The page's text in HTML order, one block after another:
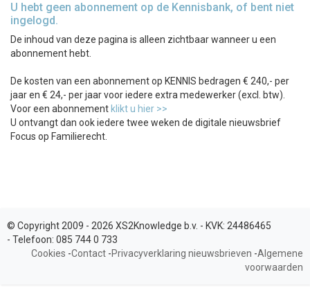
U hebt geen abonnement op de Kennisbank, of bent niet
ingelogd.
De inhoud van deze pagina is alleen zichtbaar wanneer u een
abonnement hebt.
De kosten van een abonnement op KENNIS bedragen € 240,- per
jaar en € 24,- per jaar voor iedere extra medewerker (excl. btw).
Voor een abonnement klikt u hier >>
U ontvangt dan ook iedere twee weken de digitale nieuwsbrief
Focus op Familierecht.
© Copyright 2009 - 2026 XS2Knowledge b.v. - KVK: 24486465
- Telefoon: 085 744 0 733
Cookies -Contact -Privacyverklaring nieuwsbrieven -Algemene
voorwaarden